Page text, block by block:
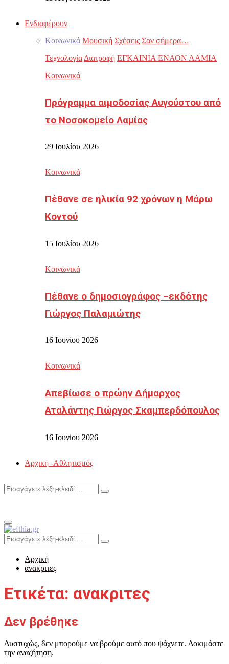
Ενδιαφέρουν
Κοινωνικά Μουσική Σχέσεις Σαν σήμερα…
Τεχνολογία Διατροφή ΕΓΚΑΙΝΙΑ ΕΝΑΟΝ ΛΑΜΙΑ
Κοινωνικά
Πρόγραμμα αιμοδοσίας Αυγούστου από
το Νοσοκομείο Λαμίας
29 Ιουλίου 2026
Κοινωνικά
Πέθανε σε ηλικία 92 χρόνων η Μάρω
Κοντού
15 Ιουλίου 2026
Κοινωνικά
Πέθανε ο δημοσιογράφος –εκδότης
Γιώργος Παλαμιώτης
16 Ιουνίου 2026
Κοινωνικά
Απεβίωσε ο πρώην Δήμαρχος
Αταλάντης Γιώργος Σκαμπερδόπουλος
16 Ιουνίου 2026
Αρχική -Αθλητισμός
Search
Search
Primary
Menu
Search
for:
Search
Αρχική
ανακριτες
Ετικέτα: ανακριτες
Δεν βρέθηκε
Δυστυχώς, δεν μπορούμε να βρούμε αυτό που ψάχνετε. Δοκιμάστε
την αναζήτηση.